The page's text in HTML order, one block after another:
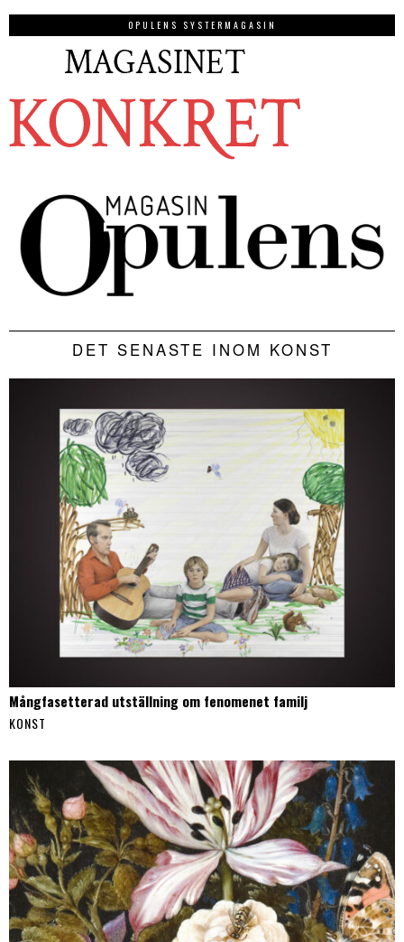
OPULENS SYSTERMAGASIN
DET SENASTE INOM KONST
Mångfasetterad utställning om fenomenet familj
KONST